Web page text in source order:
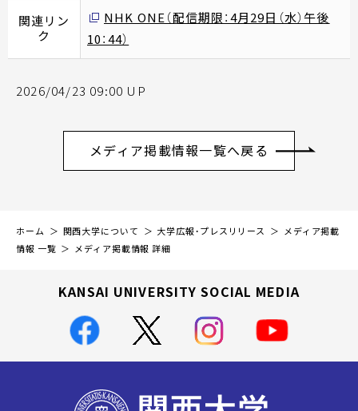
関連リン
ク
NHK ONE（配信期限：4月29日（水）午後
10：44）
2026/04/23 09:00 UP
メディア掲載情報一覧へ戻る
ホーム 関西大学について 大学広報・プレスリリース
メディア掲載
情報 一覧
メディア掲載情報 詳細
KANSAI UNIVERSITY SOCIAL MEDIA